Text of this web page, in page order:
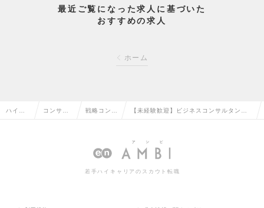
最近ご覧になった求人に基づいた
おすすめの求人
ホーム
ハイク コンサル 戦略コンサ
転職
【未経験歓迎】ビジネスコンサルタント
ご提案の求人情報
若手ハイキャリアのスカウト転職